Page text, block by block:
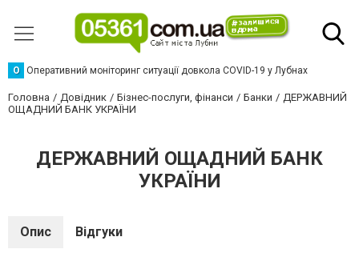
О Оперативний моніторинг ситуації довкола COVID-19 у Лубнах
Головна Довідник Бізнес-послуги, фінанси Банки
ДЕРЖАВНИЙ
ОЩАДНИЙ БАНК УКРАЇНИ
ДЕРЖАВНИЙ ОЩАДНИЙ БАНК
УКРАЇНИ
Опис Відгуки